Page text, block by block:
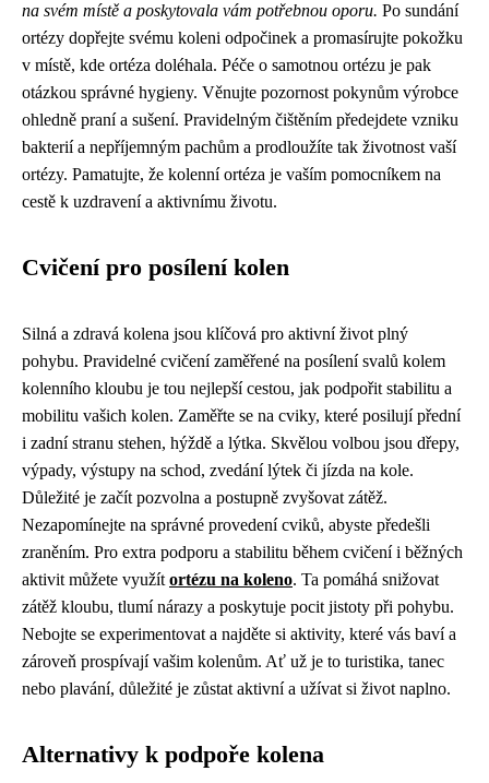
na svém místě a poskytovala vám potřebnou oporu. Po sundání
ortézy dopřejte svému koleni odpočinek a promasírujte pokožku
v místě, kde ortéza doléhala. Péče o samotnou ortézu je pak
otázkou správné hygieny. Věnujte pozornost pokynům výrobce
ohledně praní a sušení. Pravidelným čištěním předejdete vzniku
bakterií a nepříjemným pachům a prodloužíte tak životnost vaší
ortézy. Pamatujte, že kolenní ortéza je vaším pomocníkem na
cestě k uzdravení a aktivnímu životu.
Cvičení pro posílení kolen
Silná a zdravá kolena jsou klíčová pro aktivní život plný
pohybu. Pravidelné cvičení zaměřené na posílení svalů kolem
kolenního kloubu je tou nejlepší cestou, jak podpořit stabilitu a
mobilitu vašich kolen. Zaměřte se na cviky, které posilují přední
i zadní stranu stehen, hýždě a lýtka. Skvělou volbou jsou dřepy,
výpady, výstupy na schod, zvedání lýtek či jízda na kole.
Důležité je začít pozvolna a postupně zvyšovat zátěž.
Nezapomínejte na správné provedení cviků, abyste předešli
zraněním. Pro extra podporu a stabilitu během cvičení i běžných
aktivit můžete využít ortézu na koleno. Ta pomáhá snižovat
zátěž kloubu, tlumí nárazy a poskytuje pocit jistoty při pohybu.
Nebojte se experimentovat a najděte si aktivity, které vás baví a
zároveň prospívají vašim kolenům. Ať už je to turistika, tanec
nebo plavání, důležité je zůstat aktivní a užívat si život naplno.
Alternativy k podpoře kolena